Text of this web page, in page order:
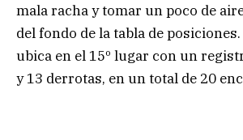
mala racha y tomar un poco de
del fondo de la tabla de
ubica en el 15º lugar con un
y 13 derrotas, en un total de 20